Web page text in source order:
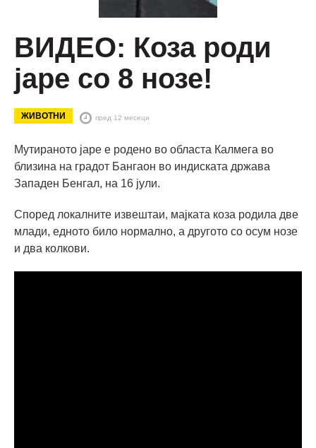
ВИДЕО: Коза роди
јаре со 8 нозе!
ЖИВОТНИ пред 12 месеци
Мутираното јаре е родено во областа Калмега во
близина на градот Бангаон во индиската држава
Западен Бенгал, на 16 јули.
Според локалните извештаи, мајката коза родила две
млади, едното било нормално, а другото со осум нозе
и два колкови.